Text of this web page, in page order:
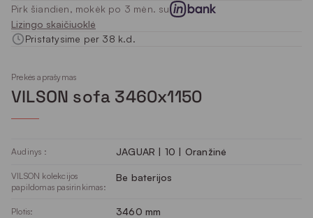
Pirk šiandien, mokėk po 3 mėn. su
Lizingo skaičiuoklė
Pristatysime per 38 k.d.
Prekės aprašymas
VILSON sofa 3460x1150
Audinys : JAGUAR | 10 | Oranžinė
VILSON kolekcijos
papildomas pasirinkimas:
Be baterijos
Plotis: 3460 mm